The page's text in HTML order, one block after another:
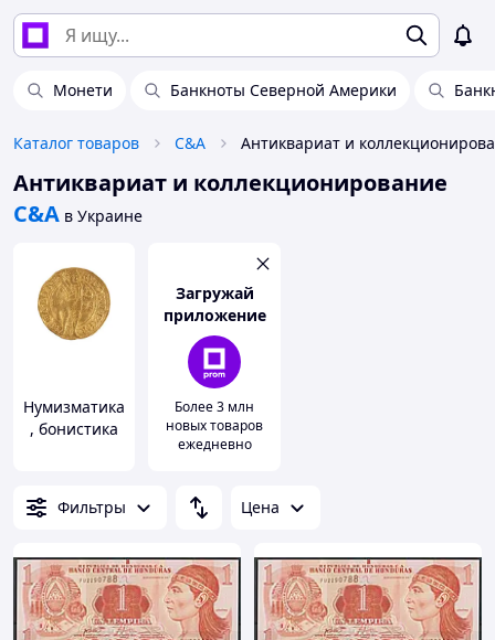
Монети Банкноты Северной Америки
Каталог товаров C&A
Антиквариат и коллекционирование
C&A в Украине
Нумизматика
, бонистика
Загружай
приложение
Более 3 млн
новых товаров
ежедневно
Фильтры Цена